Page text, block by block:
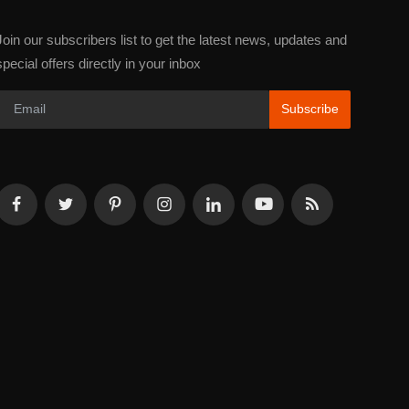
our subscribers list to get the latest news, updates and
offers directly in your inbox
Subscribe